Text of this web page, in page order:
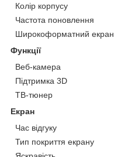
Колір корпусу
Частота поновлення
Широкоформатний екран
Функції
Веб-камера
Підтримка 3D
ТВ-тюнер
Екран
Час відгуку
Тип покриття екрану